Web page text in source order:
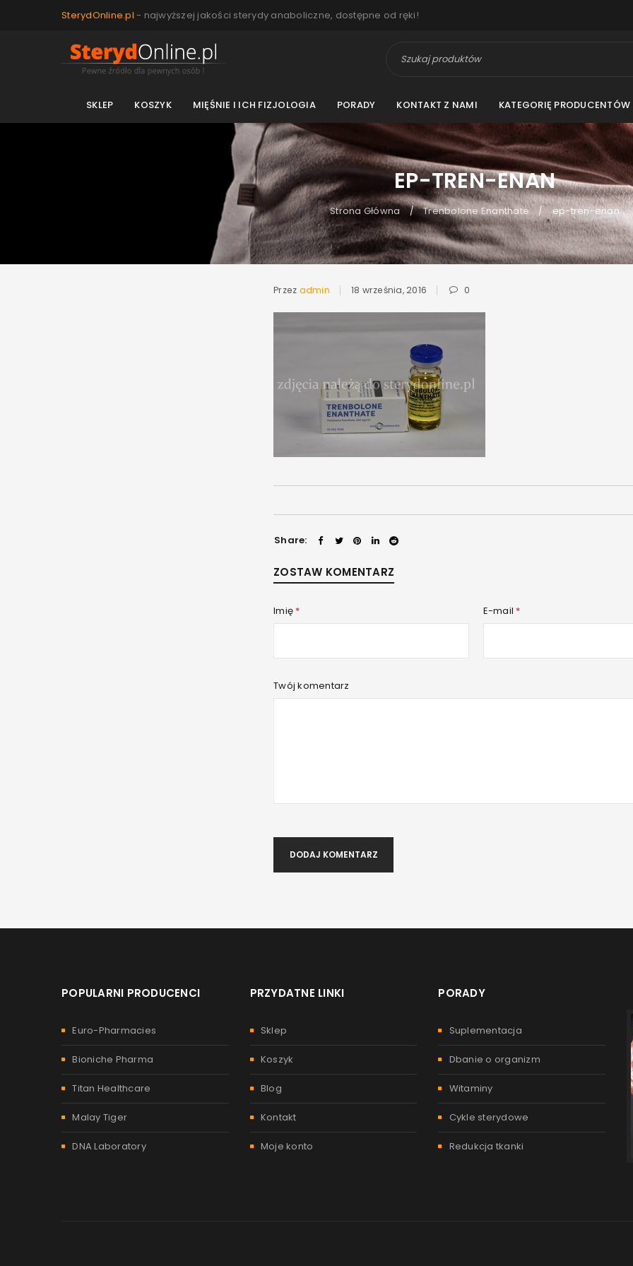
LOGOWANIE
Hasło*
SterydOnline.pl - najwyższej jakości sterydy anaboliczne, dostępne od ręki!
SKLEP KOSZYK MIĘŚNIE I ICH FIZJOLOGIA PORADY KONTAKT Z NAMI KATEGORIĘ PRODUCENTÓW
EP-TREN-ENAN
Strona Główna / Trenbolone Enanthate / ep-tren-enan
Przez admin 18 września, 2016 0
Share:
ZOSTAW KOMENTARZ
Imię * E-mail *
Twój komentarz
DODAJ KOMENTARZ
POPULARNI PRODUCENCI
Euro-Pharmacies
Bioniche Pharma
Titan Healthcare
Malay Tiger
DNA Laboratory
PRZYDATNE LINKI
Sklep
Koszyk
Blog
Kontakt
Moje konto
PORADY
Suplementacja
Dbanie o organizm
Witaminy
Cykle sterydowe
Redukcja tkanki